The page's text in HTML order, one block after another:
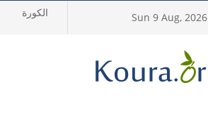
Sun 9 Aug, 2026